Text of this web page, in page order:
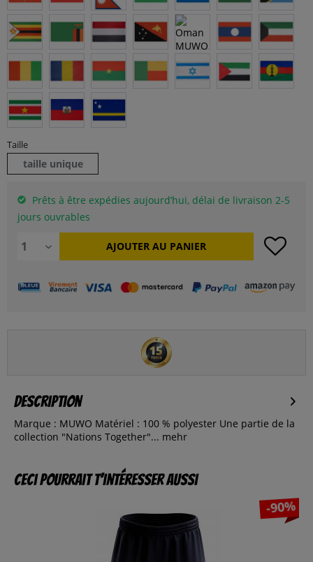
Taille
taille unique
Prêts à être expédies aujourd’hui, délai de livraison 2-5
jours ouvrables
AJOUTER AU PANIER
Description
Marque : MUWO Matériel : 100 % polyester Une partie de la
collection "Nations Together"... mehr
Ceci pourrait t’intéresser aussi
-90%